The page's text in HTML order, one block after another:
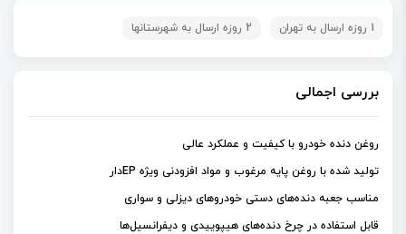
1 روزه ارسال به تهران 2 روزه ارسال به شهرستانها
بررسی اجمالی
روغن دنده خودرو با کیفیت و عملکرد عالی
تولید شده با روغن پایه مرغوب و مواد افزودنی ویژه EPدار
مناسب جعبه دنده‌های دستی خودروهای دیزلی و سواری
قابل استفاده در چرخ دنده‌های هیپوییدی و دیفرانسیل‌ها